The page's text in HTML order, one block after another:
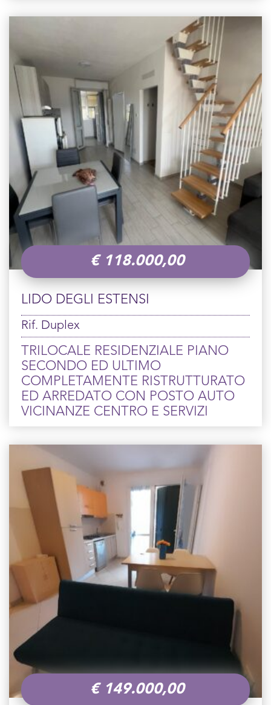
€118.000,00
LIDO DEGLI ESTENSI
Rif. Duplex
SECONDO ED ULTIMO
COMPLETAMENTE RISTRUTTURATO
ED ARREDATO CON POSTO AUTO
VICINANZE CENTRO E SERVIZI
€149.000,00